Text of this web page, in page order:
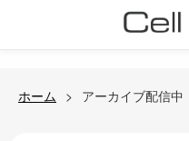
ホーム アーカイブ配信